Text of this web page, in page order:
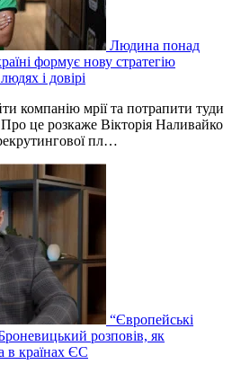
Людина понад
формує нову стратегію
і довірі
компанію мрії та потрапити туди
це розкаже Вікторія Наливайко
пл…
“Європейські
розповів, як
в країнах ЄС